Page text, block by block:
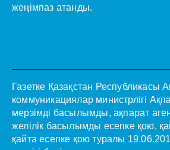
жеңімпаз атанды.
Газетке Қазақстан Республикасы
коммуникациялар министрлігі
мерзімді басылымды, ақпарат
желілік басылымды есепке қою,
қайта есепке қою туралы